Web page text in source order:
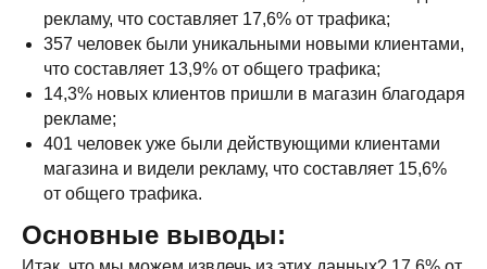
рекламу, что составляет 17,6% от трафика;
357 человек были уникальными новыми клиентами,
что составляет 13,9% от общего трафика;
14,3% новых клиентов пришли в магазин благодаря
рекламе;
401 человек уже были действующими клиентами
магазина и видели рекламу, что составляет 15,6%
от общего трафика.
Основные выводы:
НА ГЛАВНУЮ▸
ЗАПУСКАЙТЕ